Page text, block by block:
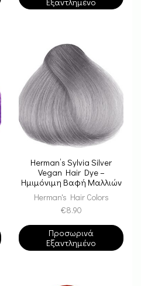
Herman’s Sylvia Silver
Vegan Hair Dye –
Ημιμόνιμη Βαφή Μαλλιών
Herman's Hair Colors
€8.90
Προσωρινά
Εξαντλημένο